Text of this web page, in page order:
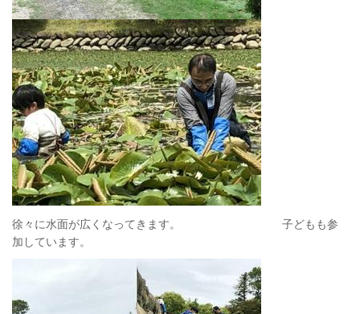
徐々に水面が広くなってきます。 子どもも参
加しています。